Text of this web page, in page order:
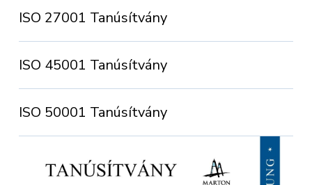
ISO 27001 Tanúsítvány
ISO 45001 Tanúsítvány
ISO 50001 Tanúsítvány